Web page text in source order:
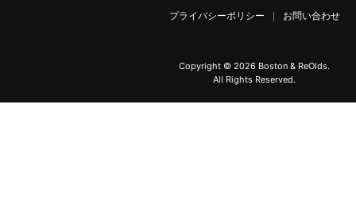
プライバシーポリシー
| お問い合わせ
Copyright © 2026 Boston & ReOlds.
All Rights Reserved.